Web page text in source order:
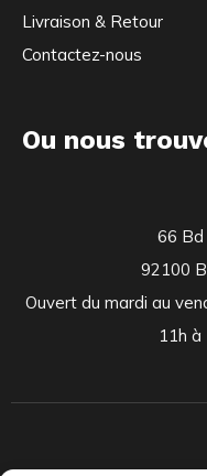
Livraison & Retour
Contactez-nous
Ou nous
66 Bd
92100
Ouvert du mardi au
11h